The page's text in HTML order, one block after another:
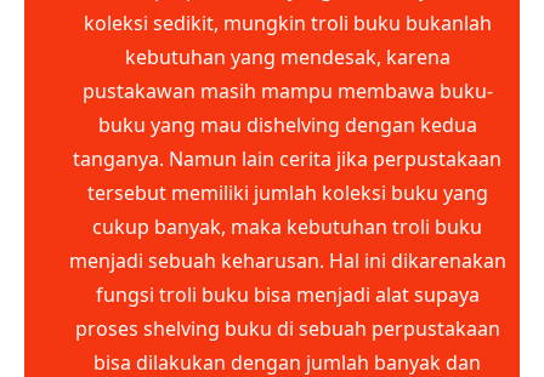
koleksi sedikit, mungkin troli buku bukanlah
kebutuhan yang mendesak, karena
pustakawan masih mampu membawa buku-
buku yang mau dishelving dengan kedua
tanganya. Namun lain cerita jika perpustakaan
tersebut memiliki jumlah koleksi buku yang
cukup banyak, maka kebutuhan troli buku
menjadi sebuah keharusan. Hal ini dikarenakan
fungsi troli buku bisa menjadi alat supaya
proses shelving buku di sebuah perpustakaan
bisa dilakukan dengan jumlah banyak dan